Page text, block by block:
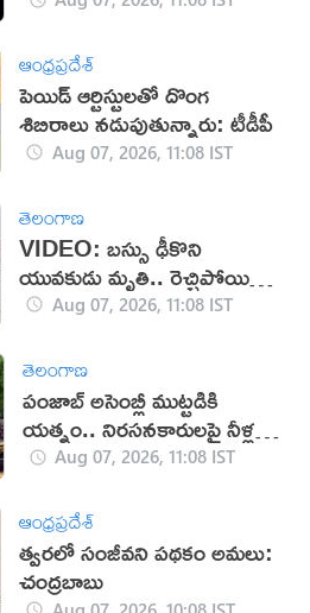
ఆంధ్రప్రదేశ్
పెయిడ్ ఆర్టిస్టులతో దొంగ
శిబిరాలు నడుపుతున్నారు: టీడీపీ
Aug 07, 2026, 11:08 IST
తెలంగాణ
VIDEO: బస్సు ఢీకొని
యువకుడు మృతి.. రెచ్చిపోయిన
స్థానికులు!
Aug 07, 2026, 11:08 IST
తెలంగాణ
పంజాబ్ అసెంబ్లీ ముట్టడికి
యత్నం.. నిరసనకారులపై నీళ్ల
ఫిరంగులు!
Aug 07, 2026, 11:08 IST
ఆంధ్రప్రదేశ్
త్వరలో సంజీవని పథకం అమలు:
చంద్రబాబు